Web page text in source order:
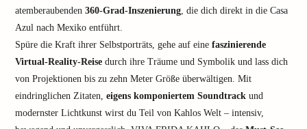
atemberaubenden 360-Grad-Inszenierung, die dich direkt in die Casa
Azul nach Mexiko entführt.
Spüre die Kraft ihrer Selbstporträts, gehe auf eine faszinierende
Virtual-Reality-Reise durch ihre Träume und Symbolik und lass dich
von Projektionen bis zu zehn Meter Größe überwältigen. Mit
eindringlichen Zitaten, eigens komponiertem Soundtrack und
modernster Lichtkunst wirst du Teil von Kahlos Welt – intensiv,